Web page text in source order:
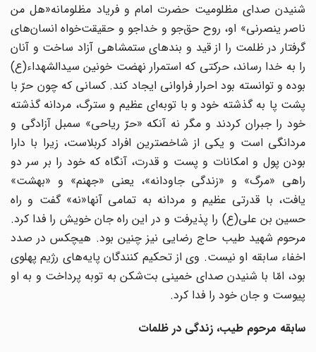
شنیدن صداى مظلومیت حضرت امام و فریاد مظلومانه«هل من
ناصر ینصرنى» او، روح حق‌جو و خداجو و حقیقت‌خواه انسان‌هاى
گرفتار در ظلمت را از قید و بندهاى ستمشاهى آزاد ساخت و آنان
را به خدا رساند، حرکتى که استمرار نهضت خونین سیدالشهداء(ع)
بوده و توانسته بود احرار فراوانى ایجاد کند. کسانى که چون حرّ با
پشت پا به گذشته خود و با توبه‌اى عظیم و سترگ، مردانه گذشته
خود را جبران کردند و مگر نه آنکه «حرّ ریاحى» سمبل آزادگى و
مردانگى است و یکى از شاخصترین افراد کربلاست، زیرا با دارا
بودن پول و امکانات و پست و قدرت، آنگاه که خود را بر سر دو
راهى «مرگ» و «زندگى جاودانه»، یعنى «جهنم» و «بهشت»
یافت، با قدرتى عظیم و مردانه به تمامى آنها«نه» گفت و راه
حسین بن على(ع) را پذیرفت و در این راه جان خویش را فدا کرد.
مرحوم شهید طیب حاج رضایى نیز چنین بود. هیچکس در صدد
اخفاء سابقه او نیست. وی از تحکیم کنندگان پایه‌هاى رژیم پهلوى
بود، امّا با شنیدن صداى خمینى بت‌شکن به توبه پرداخت و به او
پیوست و جان خود را فدا کرد.
سابقه مرحوم طیب، زندگى در ظلمات